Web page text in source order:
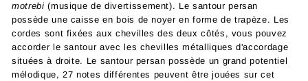
motrebi (musique de divertissement). Le santour persan
possède une caisse en bois de noyer en forme de trapèze. Les
cordes sont fixées aux chevilles des deux côtés, vous pouvez
accorder le santour avec les chevilles métalliques d'accordage
situées à droite. Le santour persan possède un grand potentiel
mélodique, 27 notes différentes peuvent être jouées sur cet